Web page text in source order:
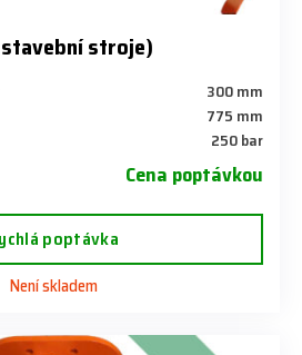
stroje)
300 mm
775 mm
250 bar
Cena poptávkou
poptávka
Není skladem